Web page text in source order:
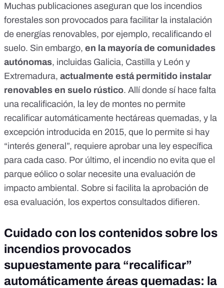
Muchas publicaciones aseguran que los incendios
forestales son provocados para facilitar la instalación
de energías renovables, por ejemplo, recalificando el
suelo. Sin embargo, en la mayoría de comunidades
autónomas, incluidas Galicia, Castilla y León y
Extremadura, actualmente está permitido instalar
renovables en suelo rústico. Allí donde sí hace falta
una recalificación, la ley de montes no permite
recalificar automáticamente hectáreas quemadas, y la
excepción introducida en 2015, que lo permite si hay
“interés general”, requiere aprobar una ley específica
para cada caso. Por último, el incendio no evita que el
parque eólico o solar necesite una evaluación de
impacto ambiental. Sobre si facilita la aprobación de
esa evaluación, los expertos consultados difieren.
Cuidado con los contenidos sobre los
incendios provocados
supuestamente para “recalificar”
automáticamente áreas quemadas: la